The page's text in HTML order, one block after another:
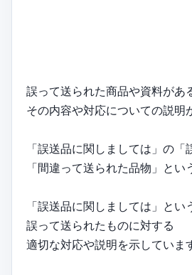
誤って送られた商品や資料があ
その内容や対応についての説明
「誤送品に関しましては」の「
「間違って送られた品物」とい
「誤送品に関しましては」とい
誤って送られたものに対する
適切な対応や説明を示していま